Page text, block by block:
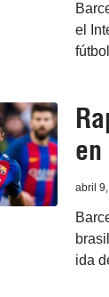
el
abril
ida